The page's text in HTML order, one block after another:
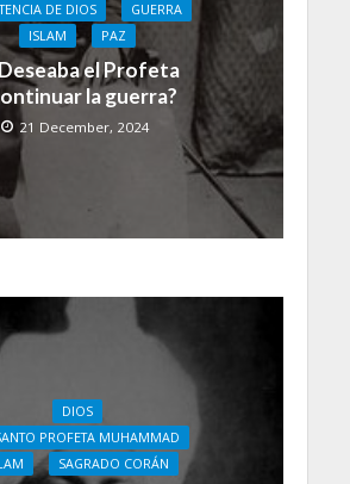
DE DIOS
GUERRA
ISLAM
PAZ
el Profeta
la guerra?
21 December, 2024
DIOS
PROFETA MUHAMMAD
SAGRADO CORÁN